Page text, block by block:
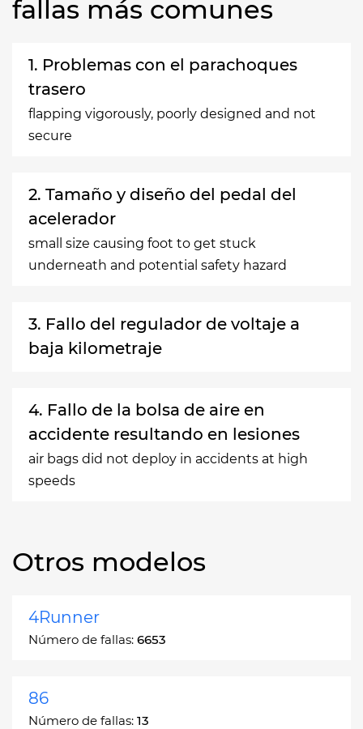
fallas más comunes
1. Problemas con el parachoques
trasero
flapping vigorously, poorly designed and not
secure
2. Tamaño y diseño del pedal del
acelerador
small size causing foot to get stuck
underneath and potential safety hazard
3. Fallo del regulador de voltaje a
baja kilometraje
4. Fallo de la bolsa de aire en
accidente resultando en lesiones
air bags did not deploy in accidents at high
speeds
Otros modelos
4Runner
Número de fallas: 6653
86
Número de fallas: 13